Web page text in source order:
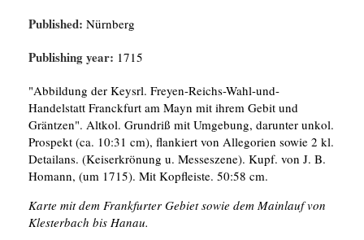
Published: Nürnberg
Publishing year: 1715
"Abbildung der Keysrl. Freyen-Reichs-Wahl-und-
Handelstatt Franckfurt am Mayn mit ihrem Gebit und
Gräntzen". Altkol. Grundriß mit Umgebung, darunter unkol.
Prospekt (ca. 10:31 cm), flankiert von Allegorien sowie 2 kl.
Detailans. (Keiserkrönung u. Messeszene). Kupf. von J. B.
Homann, (um 1715). Mit Kopfleiste. 50:58 cm.
Karte mit dem Frankfurter Gebiet sowie dem Mainlauf von
Klesterbach bis Hanau.